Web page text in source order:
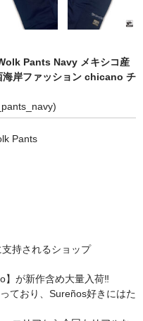
Pants Navy メキシコ産
岸ファッション chicano チ
Pants
持されるショップ
】が新作含め大量入荷‼︎
ており、Sureños好きにはた